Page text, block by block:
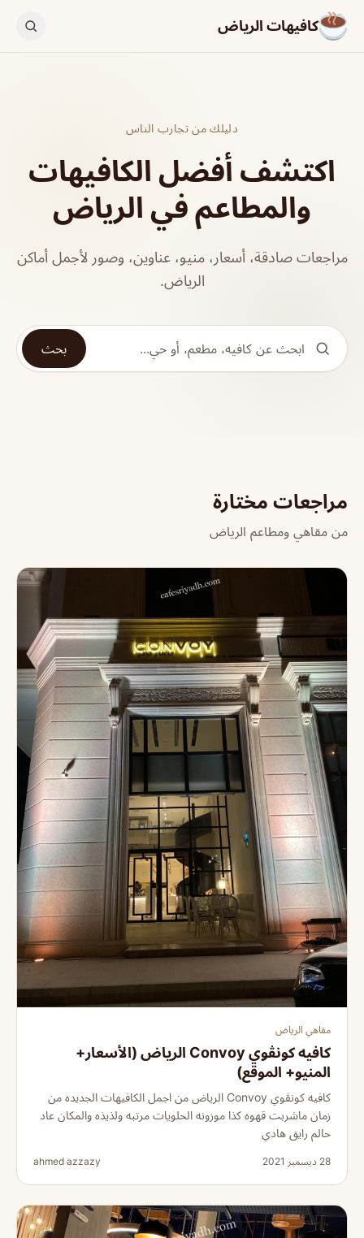
كافيهات الرياض
دليلك من تجارب الناس
اكتشف أفضل الكافيهات
والمطاعم في الرياض
مراجعات صادقة، أسعار، منيو، عناوين، وصور لأجمل أماكن
الرياض.
بحث
مراجعات مختارة
من مقاهي ومطاعم الرياض
مقاهي الرياض
كافيه كونڤوي Convoy الرياض (الأسعار+
المنيو+ الموقع)
كافيه كونڤوي Convoy الرياض من اجمل الكافيهات الجديده من
زمان ماشربت قهوه كذا موزونه الحلويات مرتبه ولذيذه والمكان عاد
حالم رايق هادي
28 ديسمبر 2021 ahmed azzazy